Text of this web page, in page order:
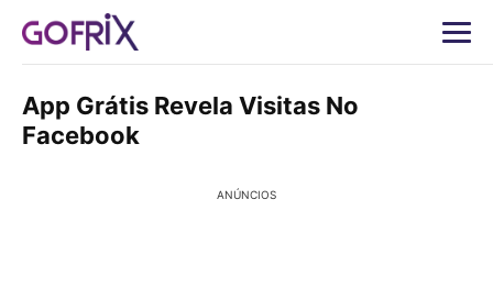
App Grátis Revela Visitas No
Facebook
ANÚNCIOS